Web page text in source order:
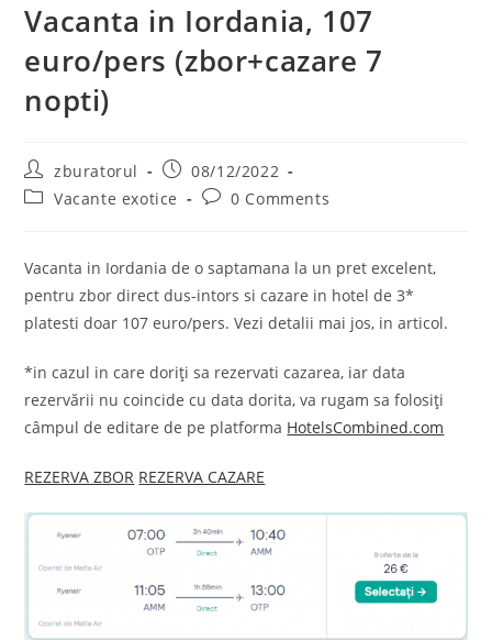
Vacanta in Iordania, 107
euro/pers (zbor+cazare 7
nopti)
Post
author:
zburatorul
Post
published:
08/12/2022
PostVacante exotice
Post0 Comments
Vacanta in Iordania de o saptamana la un pret excelent,
pentru zbor direct dus-intors si cazare in hotel de 3*
platesti doar 107 euro/pers. Vezi detalii mai jos, in articol.
*in cazul in care doriți sa rezervati cazarea, iar data
rezervării nu coincide cu data dorita, va rugam sa folosiți
câmpul de editare de pe platforma HotelsCombined.com
REZERVA ZBOR REZERVA CAZARE